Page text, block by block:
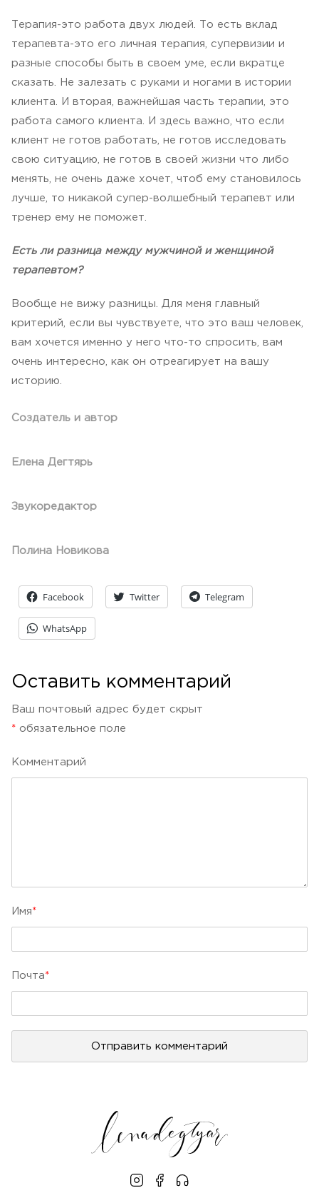
Терапия-это работа двух людей. То есть вклад
терапевта-это его личная терапия, супервизии и
разные способы быть в своем уме, если вкратце
сказать. Не залезать с руками и ногами в истории
клиента. И вторая, важнейшая часть терапии, это
работа самого клиента. И здесь важно, что если
клиент не готов работать, не готов исследовать
свою ситуацию, не готов в своей жизни что либо
менять, не очень даже хочет, чтоб ему становилось
лучше, то никакой супер-волшебный терапевт или
тренер ему не поможет.
Есть ли разница между мужчиной и женщиной
терапевтом?
Вообще не вижу разницы. Для меня главный
критерий, если вы чувствуете, что это ваш человек,
вам хочется именно у него что-то спросить, вам
очень интересно, как он отреагирует на вашу
историю.
Создатель и автор
Елена Дегтярь
Звукоредактор
Полина Новикова
Facebook Twitter Telegram
WhatsApp
Оставить комментарий
Ваш почтовый адрес будет скрыт
* обязательное поле
Kомментарий
Имя*
Почта*